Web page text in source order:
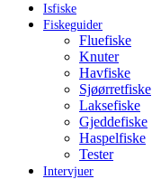
Isfiske
Fiskeguider
Fluefiske
Knuter
Havfiske
Sjøørretfiske
Laksefiske
Gjeddefiske
Haspelfiske
Tester
Intervjuer